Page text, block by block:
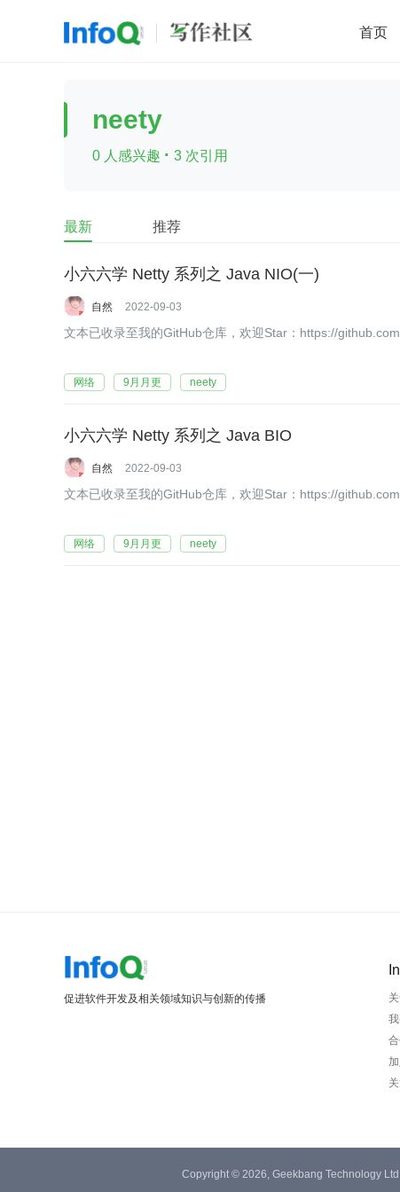
首页
前端 AI
查看更多
neety
0 人感兴趣 · 3 次引用
最新 推荐
小六六学 Netty 系列之 Java NIO(一)
自然 2022-09-03
文本已收录至我的GitHub仓库，欢迎Star：https://
网络 9月月更 neety
小六六学 Netty 系列之 Java BIO
自然 2022-09-03
文本已收录至我的GitHub仓库，欢迎Star：https://
网络 9月月更 neety
促进软件开发及相关领域知识与创新的传播
Copyright © 2026, Geekbang Technology